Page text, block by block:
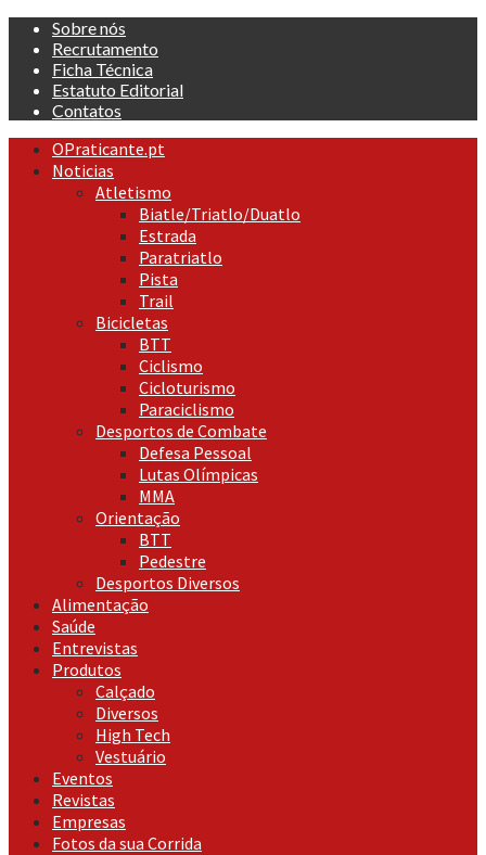
Skip
content
Sobre nós
Recrutamento
Ficha Técnica
Estatuto Editorial
Contatos
Primary
Menu
OPraticante.pt
Noticias
Atletismo
Biatle/Triatlo/Duatlo
Estrada
Paratriatlo
Pista
Trail
Bicicletas
BTT
Ciclismo
Cicloturismo
Paraciclismo
Desportos de Combate
Defesa Pessoal
Lutas Olímpicas
MMA
Orientação
BTT
Pedestre
Desportos Diversos
Alimentação
Saúde
Entrevistas
Produtos
Calçado
Diversos
High Tech
Vestuário
Eventos
Revistas
Empresas
Fotos da sua Corrida